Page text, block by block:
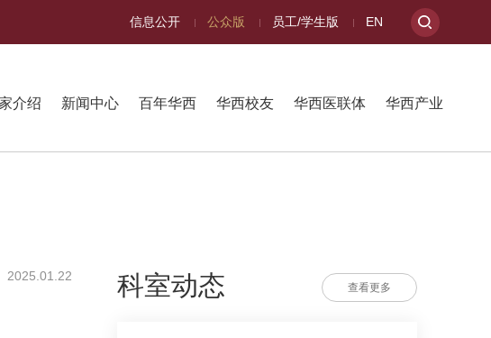
信息公开 公众版 员工/学生版 EN
介绍 新闻中心 百年华西 华西校友 华西医联体 华西产业
2025.01.22 科室动态 查看更多